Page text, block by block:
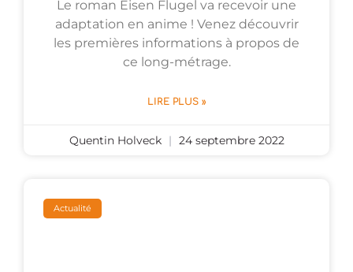
Le roman Eisen Flugel va recevoir une
adaptation en anime ! Venez découvrir
les premières informations à propos de
ce long-métrage.
LIRE PLUS »
Quentin Holveck 24 septembre 2022
Actualité